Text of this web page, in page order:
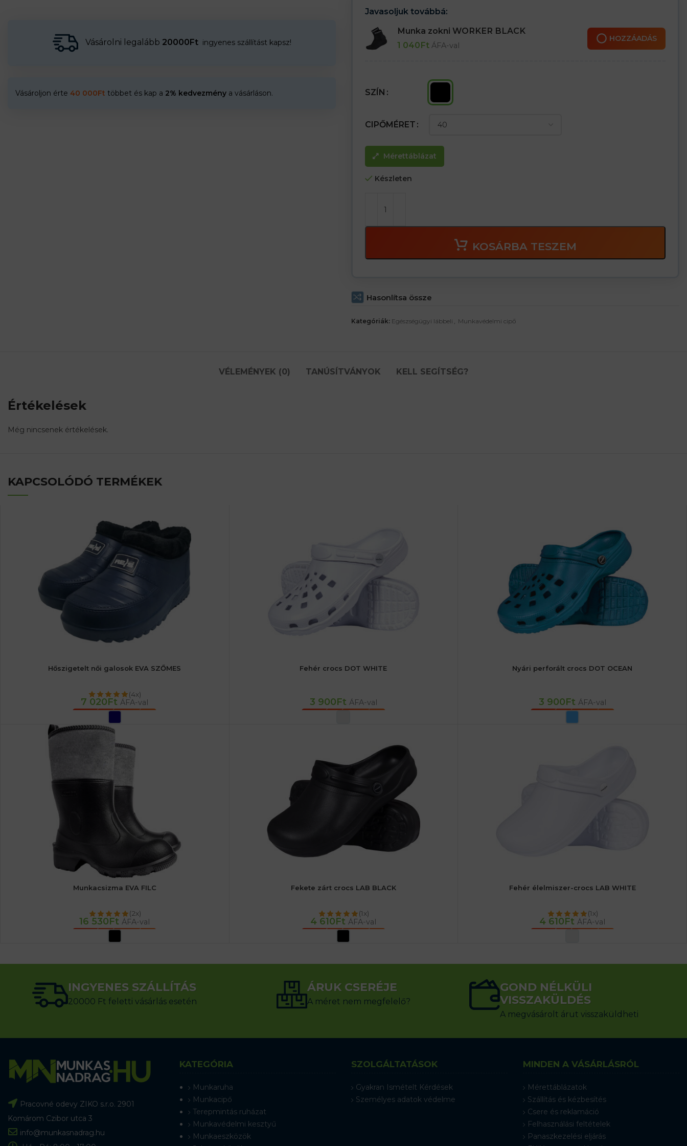
Vásárolni legalább 20000Ft ingyenes szállítást kapsz!
Vásároljon érte 40 000Ft többet és kap a 2% kedvezmény a vásárláson.
Orvosi papucs – klumpa
Javasoljuk továbbá:
Munka zokni WORKER BLACK
1 040Ft ÁFA-val
HOZZÁADÁS
SZÍN
CIPŐMÉRET
Mérettáblázat
Készleten
KOSÁRBA TESZEM
Hasonlítsa össze
Kategóriák: Egészségügyi lábbeli , Munkavédelmi cipő
VÉLEMÉNYEK (0) TANÚSÍTVÁNYOK KELL SEGÍTSÉG?
Értékelések
Még nincsenek értékelések.
KAPCSOLÓDÓ TERMÉKEK
Hőszigetelt női galosok EVA SZŐMES
(4x)
7 020Ft ÁFA-val
OPCIÓK VÁLASZTÁSA
Fehér crocs DOT WHITE
3 900Ft ÁFA-val
OPCIÓK VÁLASZTÁSA
Nyári perforált crocs DOT OCEAN
3 900Ft ÁFA-val
OPCIÓK VÁLASZTÁSA
Munkacsizma EVA FILC
(2x)
16 530Ft ÁFA-val
OPCIÓK VÁLASZTÁSA
Fekete zárt crocs LAB BLACK
(1x)
4 610Ft ÁFA-val
OPCIÓK VÁLASZTÁSA
Fehér élelmiszer-crocs LAB WHITE
(1x)
4 610Ft ÁFA-val
INGYENES SZÁLLÍTÁS
20000 Ft feletti vásárlás esetén
ÁRUK CSERÉJE
A méret nem megfelelő?
GOND NÉLKÜLI
VISSZAKÜLDÉS
A megvásárolt árut visszaküldheti
Pracovné odevy ZIKO s.r.o. 2901
Komárom Czibor utca 3
info@munkasnadrag.hu
KATEGÓRIA
Munkaruha
Munkacipő
Terepmintás ruházat
Munkavédelmi kesztyű
Munkaeszközök
SZOLGÁLTATÁSOK
Gyakran Ismételt Kérdések
Személyes adatok védelme
MINDEN A VÁSÁRLÁSRÓL
Mérettáblázatok
Szállítás és kézbesítés
Csere és reklamáció
Felhasználási feltételek
Panaszkezelési eljárás